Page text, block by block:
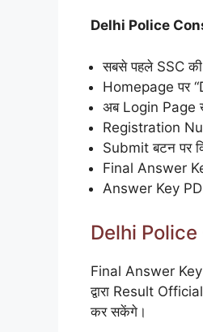
Delhi Police
सबसे पहले SSC की
Homepage पर
अब Login Page
Registration
Submit बटन पर
Final Answer
Answer Key
Delhi
Final Answer Key
द्वारा Result
कर सकेंगे।